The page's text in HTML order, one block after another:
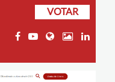
VOTAR